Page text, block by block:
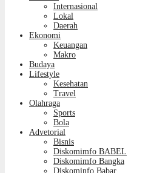
Internasional
Lokal
Daerah
Ekonomi
Keuangan
Makro
Budaya
Lifestyle
Kesehatan
Travel
Olahraga
Sports
Bola
Advetorial
Bisnis
Diskomimfo BABEL
Diskomimfo Bangka
Diskominfo Babar